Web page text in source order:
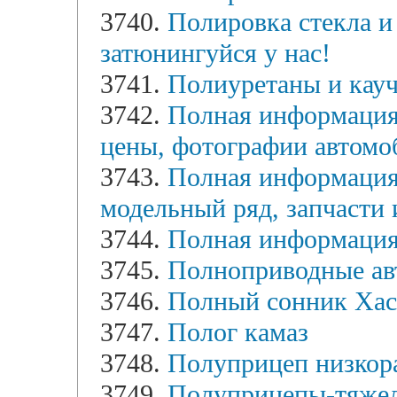
3740. Полировка стекла
затюнингуйся у нас!
3741. Полиуретаны и
3742. Полная
цены, фотографии
3743. Полная
модельный ряд, запчасти
3744. Полная
3745. Полноприводные
3746. Полный сонник
3747. Полог камаз
3748. Полуприцеп